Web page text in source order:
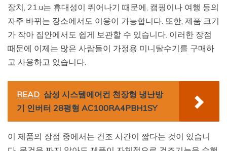
장치, 21.u는 휴대성이 뛰어나기 때문에, 캠핑이나 여행 등의
자주 바뀌는 장소에서도 이용이 가능합니다. 또한, 제품 크기
가 작아 집안에서도 쉽게 보관할 수 있습니다. 이러한 장점
때문에 이제는 많은 사람들이 가정용 미니탈수기를 구매하
고 사용하고 있습니다.
READ 삼성 시스템에어컨 천장형 냉난방
기 인버터 28평형 AC100RA4PBH1SY
이 제품의 장점 중에서는 건조 시간이 짧다는 것이 있습니